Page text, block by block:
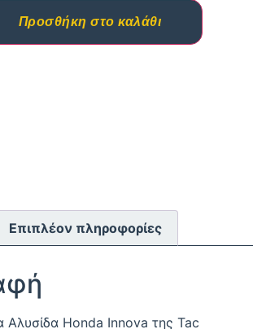
Προσθήκη στο καλάθι
Επιπλέον πληροφορίες
Αλυσίδα Honda Innova της Tac